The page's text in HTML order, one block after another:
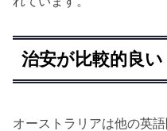
治安が比較的良い
オーストラリアは他の英